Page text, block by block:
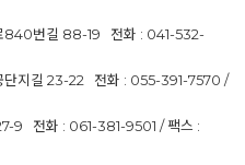
840번길 88-19 전화 : 041-532-
단지길 23-22 전화 : 055-391-7570 /
9 전화 : 061-381-9501 / 팩스 :